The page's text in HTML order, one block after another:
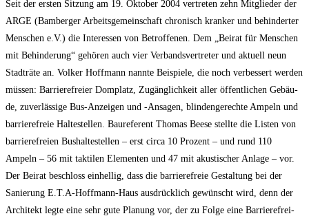
Seit der ers­ten Sit­zung am 19. Okto­ber 2004 ver­tre­ten zehn Mit­glie­der der
ARGE (Bam­ber­ger Arbeits­ge­mein­schaft chro­nisch kran­ker und behin­der­ter
Men­schen e.V.) die Inter­es­sen von Betrof­fe­nen. Dem „Bei­rat für Men­schen
mit Behin­de­rung“ gehö­ren auch vier Ver­bands­ver­tre­ter und aktu­ell neun
Stadt­rä­te an. Vol­ker Hoff­mann nann­te Bei­spie­le, die noch ver­bes­sert wer­den
müs­sen: Bar­rie­re­frei­er Dom­platz, Zugäng­lich­keit aller öffent­li­chen Gebäu­
de, zuver­läs­si­ge Bus-Anzei­gen und ‑Ansa­gen, blin­den­ge­rech­te Ampeln und
bar­rie­re­freie Hal­te­stel­len. Bau­re­fe­rent Tho­mas Bee­se stell­te die Lis­ten von
bar­rie­re­frei­en Bus­hal­te­stel­len – erst cir­ca 10 Pro­zent – und rund 110
Ampeln – 56 mit tak­ti­len Ele­men­ten und 47 mit akus­ti­scher Anla­ge – vor.
Der Bei­rat beschloss ein­hel­lig, dass die bar­rie­re­freie Gestal­tung bei der
Sanie­rung E.T.A‑Hoffmann-Haus aus­drück­lich gewünscht wird, denn der
Archi­tekt leg­te eine sehr gute Pla­nung vor, der zu Fol­ge eine Bar­rie­re­frei­